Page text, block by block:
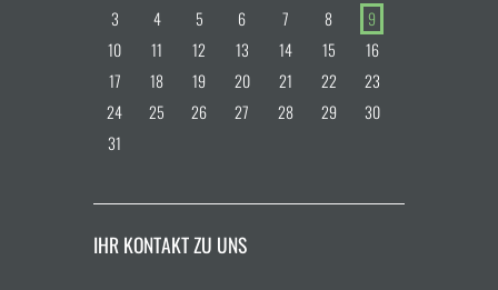
3
4 5 6 7 8
9
10
11 12 13 14 15
16
17
18 19 20 21 22
23
24
25 26 27 28 29
30
31
IHR KONTAKT ZU UNS